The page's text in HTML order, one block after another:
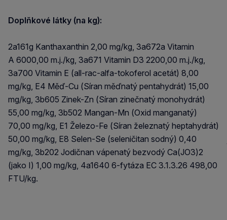
Doplňkové látky (na kg):
2a161g Kanthaxanthin 2,00 mg/kg, 3a672a Vitamin
A 6000,00 m.j./kg, 3a671 Vitamin D3 2200,00 m.j./kg,
3a700 Vitamin E (all-rac-alfa-tokoferol acetát) 8,00
mg/kg, E4 Měď-Cu (Síran měďnatý pentahydrát) 15,00
mg/kg, 3b605 Zinek-Zn (Síran zinečnatý monohydrát)
55,00 mg/kg, 3b502 Mangan-Mn (Oxid manganatý)
70,00 mg/kg, E1 Železo-Fe (Síran železnatý heptahydrát)
50,00 mg/kg, E8 Selen-Se (seleničitan sodný) 0,40
mg/kg, 3b202 Jodičnan vápenatý bezvodý Ca(JO3)2
(jako I) 1,00 mg/kg, 4a1640 6-fytáza EC 3.1.3.26 498,00
FTU/kg.